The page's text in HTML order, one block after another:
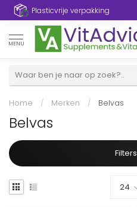
Plasticvrije verpakking
MENU
Home / Merken / Belvas
Belvas
Filters